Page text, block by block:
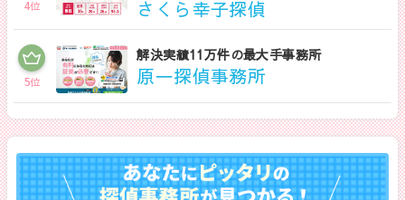
4位 さくら幸子探偵
5位
解決実績11万件の最大手事務所
原一探偵事務所